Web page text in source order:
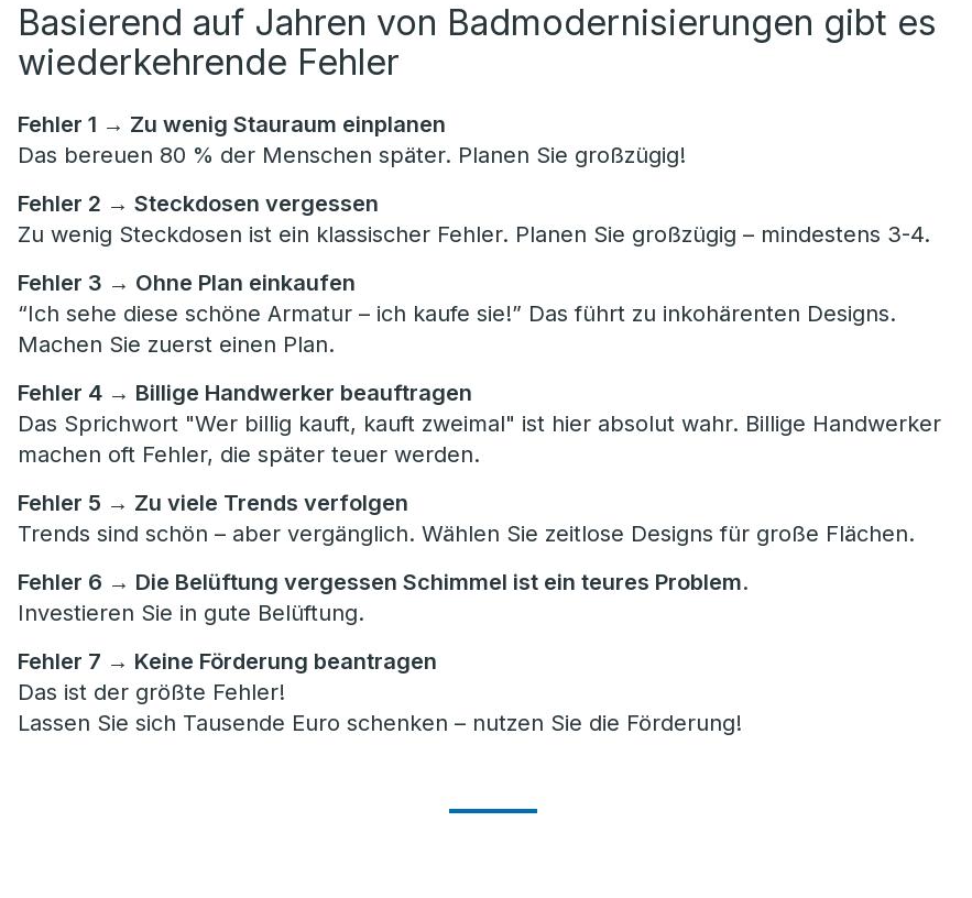
Basierend auf Jahren von Badmodernisierungen gibt es
wiederkehrende Fehler
Fehler 1 → Zu wenig Stauraum einplanen
Das bereuen 80 % der Menschen später. Planen Sie großzügig!
Fehler 2 → Steckdosen vergessen
Zu wenig Steckdosen ist ein klassischer Fehler. Planen Sie großzügig – mindestens 3-4.
Fehler 3 → Ohne Plan einkaufen
“Ich sehe diese schöne Armatur – ich kaufe sie!” Das führt zu inkohärenten Designs.
Machen Sie zuerst einen Plan.
Fehler 4 → Billige Handwerker beauftragen
Das Sprichwort "Wer billig kauft, kauft zweimal" ist hier absolut wahr. Billige Handwerker
machen oft Fehler, die später teuer werden.
Fehler 5 → Zu viele Trends verfolgen
Trends sind schön – aber vergänglich. Wählen Sie zeitlose Designs für große Flächen.
Fehler 6 → Die Belüftung vergessen Schimmel ist ein teures Problem.
Investieren Sie in gute Belüftung.
Fehler 7 → Keine Förderung beantragen
Das ist der größte Fehler!
Lassen Sie sich Tausende Euro schenken – nutzen Sie die Förderung!